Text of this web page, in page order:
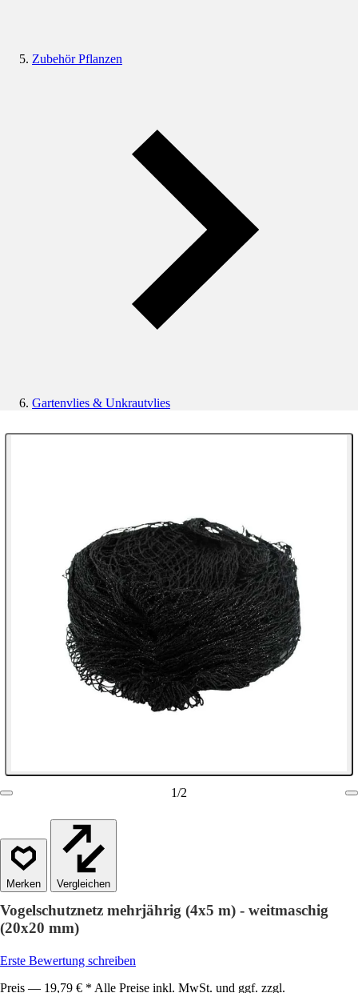
Zubehör Pflanzen
Gartenvlies & Unkrautvlies
1/2
Vergleichen
Vogelschutznetz mehrjährig (4x5 m) - weitmaschig
(20x20 mm)
Erste Bewertung schreiben
Preis — 19,79 € * Alle Preise inkl. MwSt. und ggf. zzgl.